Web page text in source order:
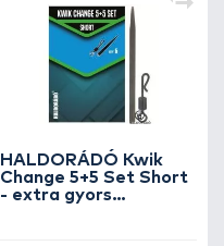
HALDORÁDÓ Kwik
Change 5+5 Set Short
- extra gyors